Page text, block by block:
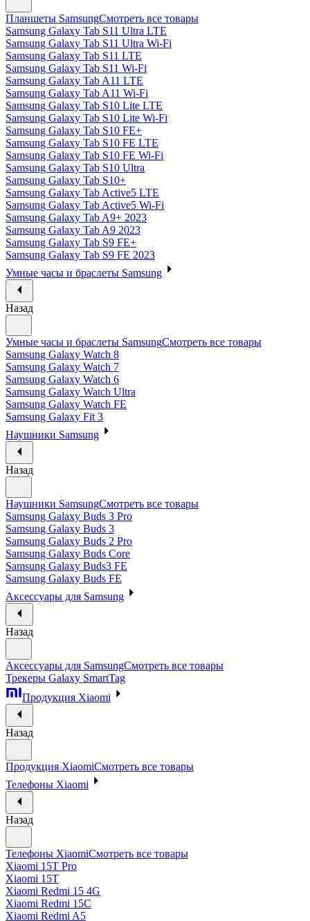
Планшеты SamsungСмотреть все товары
Samsung Galaxy Tab S11 Ultra LTE
Samsung Galaxy Tab S11 Ultra Wi-Fi
Samsung Galaxy Tab S11 LTE
Samsung Galaxy Tab S11 Wi-Fi
Samsung Galaxy Tab A11 LTE
Samsung Galaxy Tab A11 Wi-Fi
Samsung Galaxy Tab S10 Lite LTE
Samsung Galaxy Tab S10 Lite Wi-Fi
Samsung Galaxy Tab S10 FE+
Samsung Galaxy Tab S10 FE LTE
Samsung Galaxy Tab S10 FE Wi-Fi
Samsung Galaxy Tab S10 Ultra
Samsung Galaxy Tab S10+
Samsung Galaxy Tab Active5 LTE
Samsung Galaxy Tab Active5 Wi-Fi
Samsung Galaxy Tab A9+ 2023
Samsung Galaxy Tab A9 2023
Samsung Galaxy Tab S9 FE+
Samsung Galaxy Tab S9 FE 2023
Умные часы и браслеты Samsung
Назад
Умные часы и браслеты SamsungСмотреть все товары
Samsung Galaxy Watch 8
Samsung Galaxy Watch 7
Samsung Galaxy Watch 6
Samsung Galaxy Watch Ultra
Samsung Galaxy Watch FE
Samsung Galaxy Fit 3
Наушники Samsung
Назад
Наушники SamsungСмотреть все товары
Samsung Galaxy Buds 3 Pro
Samsung Galaxy Buds 3
Samsung Galaxy Buds 2 Pro
Samsung Galaxy Buds Core
Samsung Galaxy Buds3 FE
Samsung Galaxy Buds FE
Аксессуары для Samsung
Назад
Аксессуары для SamsungСмотреть все товары
Трекеры Galaxy SmartTag
Продукция Xiaomi
Назад
Продукция XiaomiСмотреть все товары
Телефоны Xiaomi
Назад
Телефоны XiaomiСмотреть все товары
Xiaomi 15T Pro
Xiaomi 15T
Xiaomi Redmi 15 4G
Xiaomi Redmi 15C
Xiaomi Redmi A5